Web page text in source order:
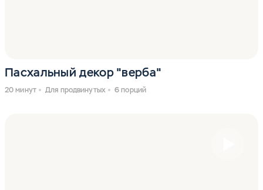
Пасхальный декор "верба"
20 минут Для продвинутых 6 порций